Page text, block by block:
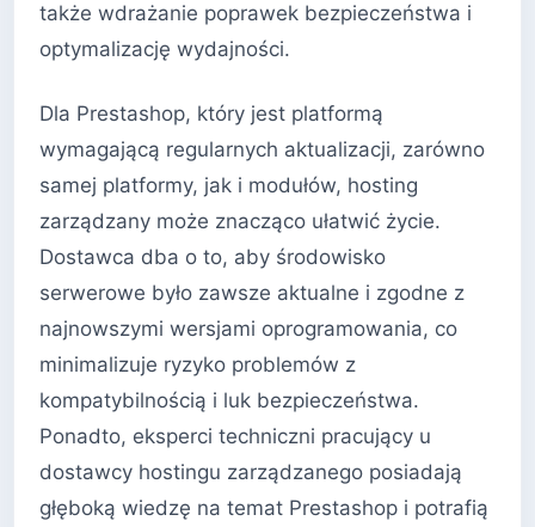
także wdrażanie poprawek bezpieczeństwa i
optymalizację wydajności.
Dla Prestashop, który jest platformą
wymagającą regularnych aktualizacji, zarówno
samej platformy, jak i modułów, hosting
zarządzany może znacząco ułatwić życie.
Dostawca dba o to, aby środowisko
serwerowe było zawsze aktualne i zgodne z
najnowszymi wersjami oprogramowania, co
minimalizuje ryzyko problemów z
kompatybilnością i luk bezpieczeństwa.
Ponadto, eksperci techniczni pracujący u
dostawcy hostingu zarządzanego posiadają
głęboką wiedzę na temat Prestashop i potrafią